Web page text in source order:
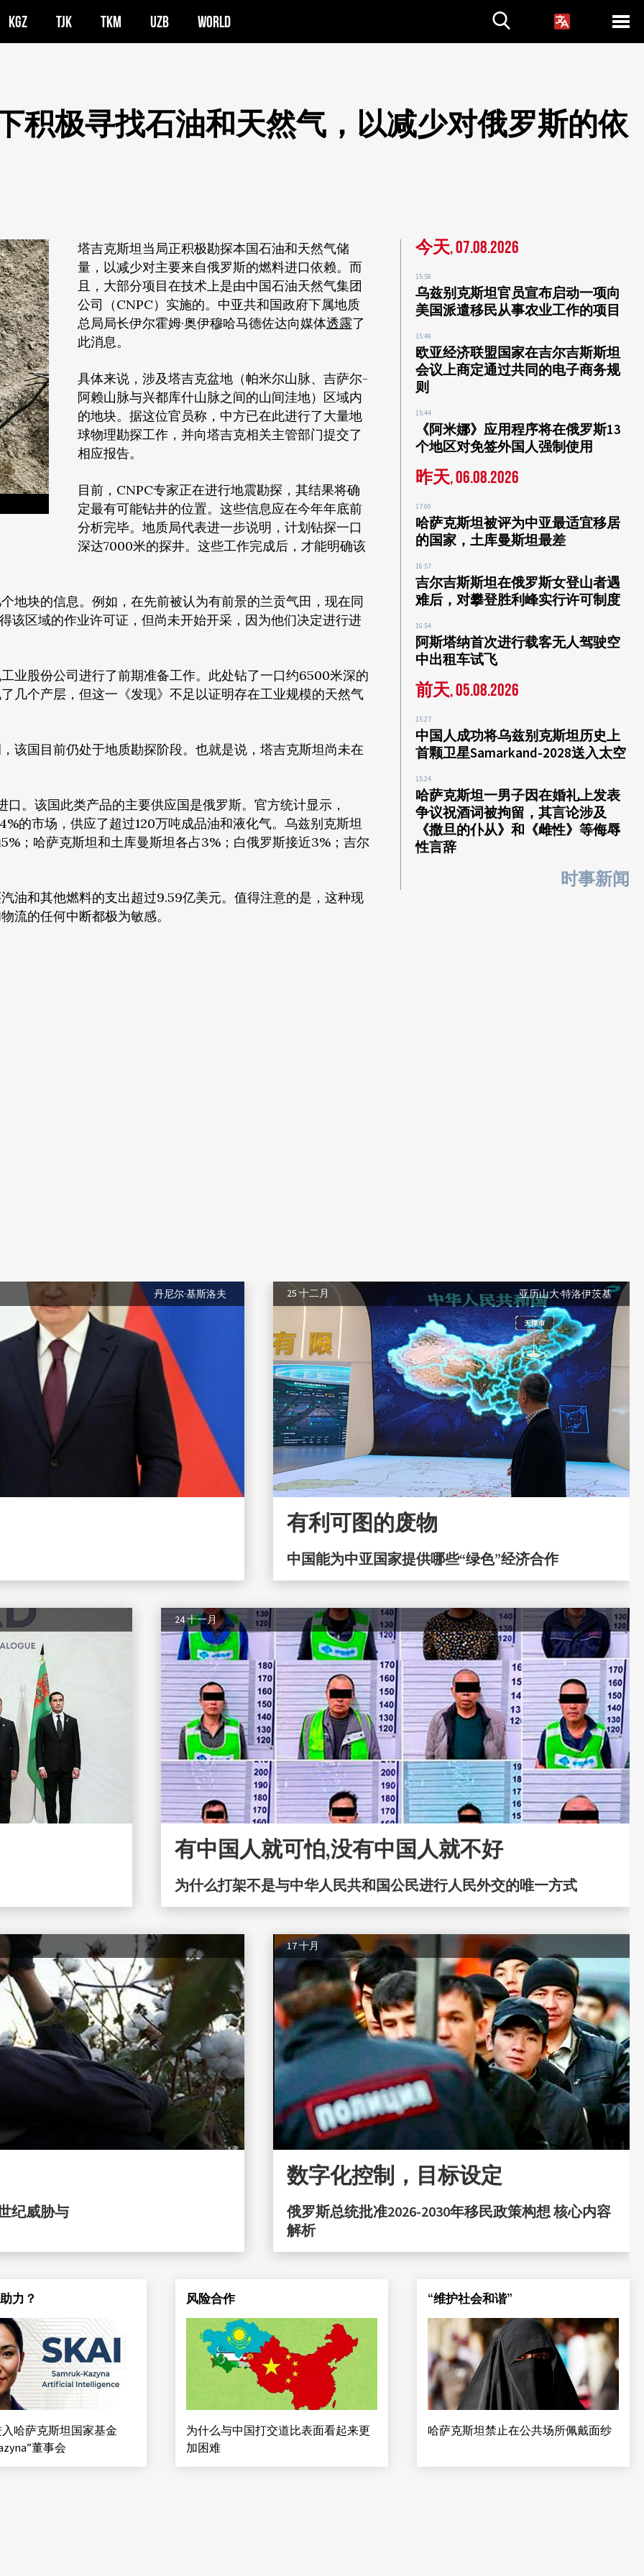
KGZ TJK TKM UZB WORLD
积极寻找石油和天然气，以减少对俄罗斯的依
塔吉克斯坦当局正积极勘探本国石油和天然气储
量，以减少对主要来自俄罗斯的燃料进口依赖。而
且，大部分项目在技术上是由中国石油天然气集团
公司（CNPC）实施的。中亚共和国政府下属地质
总局局长伊尔霍姆·奥伊穆哈马德佐达向媒体透露了
此消息。
具体来说，涉及塔吉克盆地（帕米尔山脉、吉萨尔-
阿赖山脉与兴都库什山脉之间的山间洼地）区域内
的地块。据这位官员称，中方已在此进行了大量地
球物理勘探工作，并向塔吉克相关主管部门提交了
相应报告。
目前，CNPC专家正在进行地震勘探，其结果将确
定最有可能钻井的位置。这些信息应在今年年底前
分析完毕。地质局代表进一步说明，计划钻探一口
深达7000米的探井。这些工作完成后，才能明确该
地块的信息。例如，在先前被认为有前景的兰贡气田，现在同
该区域的作业许可证，但尚未开始开采，因为他们决定进行进
业股份公司进行了前期准备工作。此处钻了一口约6500米深的
几个产层，但这一《发现》不足以证明存在工业规模的天然气
该国目前仍处于地质勘探阶段。也就是说，塔吉克斯坦尚未在
口。该国此类产品的主要供应国是俄罗斯。官方统计显示，
的市场，供应了超过120万吨成品油和液化气。乌兹别克斯坦
；哈萨克斯坦和土库曼斯坦各占3%；白俄罗斯接近3%；吉尔
油和其他燃料的支出超过9.59亿美元。值得注意的是，这种现
流的任何中断都极为敏感。
今天, 07.08.2026
15:58
乌兹别克斯坦官员宣布启动一项向
美国派遣移民从事农业工作的项目
15:49
欧亚经济联盟国家在吉尔吉斯斯坦
会议上商定通过共同的电子商务规
则
15:44
《阿米娜》应用程序将在俄罗斯13
个地区对免签外国人强制使用
昨天, 06.08.2026
17:00
哈萨克斯坦被评为中亚最适宜移居
的国家，土库曼斯坦最差
16:57
吉尔吉斯斯坦在俄罗斯女登山者遇
难后，对攀登胜利峰实行许可制度
16:54
阿斯塔纳首次进行载客无人驾驶空
中出租车试飞
前天, 05.08.2026
15:27
中国人成功将乌兹别克斯坦历史上
首颗卫星Samarkand-2028送入太空
15:24
哈萨克斯坦一男子因在婚礼上发表
争议祝酒词被拘留，其言论涉及
《撒旦的仆从》和《雌性》等侮辱
性言辞
时事新闻
丹尼尔·基斯洛夫 25 十二月 亚历山大·特洛伊茨基
有利可图的废物
中国能为中亚国家提供哪些“绿色”经济合作
24 十一月
有中国人就可怕,没有中国人就不好
为什么打架不是与中华人民共和国公民进行人民外交的唯一方式
纪威胁与
17 十月
数字化控制，目标设定
俄罗斯总统批准2026-2030年移民政策构想 核心内容
解析
力？
哈萨克斯坦国家基金
董事会
风险合作
为什么与中国打交道比表面看起来更
加困难
“维护社会和谐”
哈萨克斯坦禁止在公共场所佩戴面纱